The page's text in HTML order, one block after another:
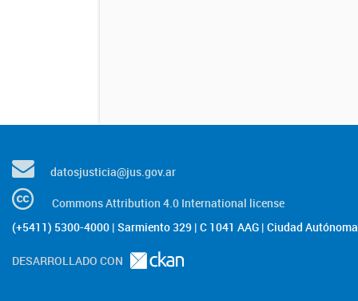
datosjusticia@jus.gov.ar
Commons Attribution 4.0 International license
(+5411) 5300-4000 | Sarmiento 329 | C 1041 AAG | Ciudad
DESARROLLADO CON